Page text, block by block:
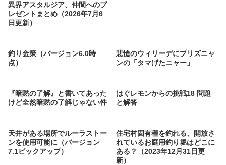
異界アスタルジア、仲間へのプ
レゼントまとめ（2026年7月6
日更新）
釣り金策（バージョン6.0時
点）
悲愴のウィリーデにプリズニャ
ンの「タマげたニャー」
『暗黙の了解』と書いてあった
けど全然暗黙の了解じゃない件
はぐレモンからの挑戦18 問題
と解答
天井がある場所でルーラストー
ンを使用可能に（バージョン
7.1ピックアップ）
住宅村固有種を釣れる、開放さ
れているお庭用釣り堀はどこに
ある？（2023年12月31日更
新）